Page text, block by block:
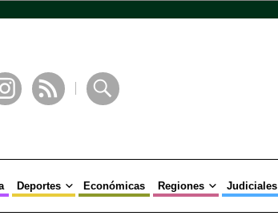
Deportes Económicas Regiones Judiciales